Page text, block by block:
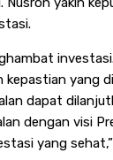
kepastian yang
dapat
dengan visi
yang